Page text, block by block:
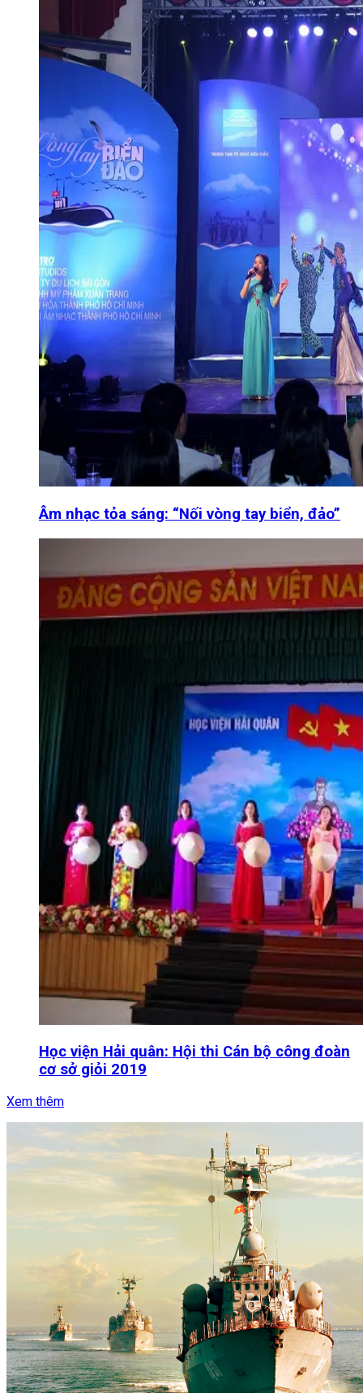
Âm nhạc tỏa sáng: “Nối vòng tay biển, đảo”
Học viện Hải quân: Hội thi Cán bộ công đoàn
cơ sở giỏi 2019
Xem thêm